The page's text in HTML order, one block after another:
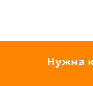
Нужна